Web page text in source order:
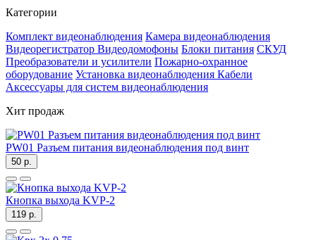
Категории
Комплект видеонаблюдения Камера видеонаблюдения
Видеорегистратор Видеодомофоны Блоки питания СКУД
Преобразователи и усилители Пожарно-охранное
оборудование Установка видеонаблюдения Кабели
Аксессуары для систем видеонаблюдения
Хит продаж
PW01 Разъем питания видеонаблюдения под винт
50 р.
Кнопка выхода KVP-2
119 р.